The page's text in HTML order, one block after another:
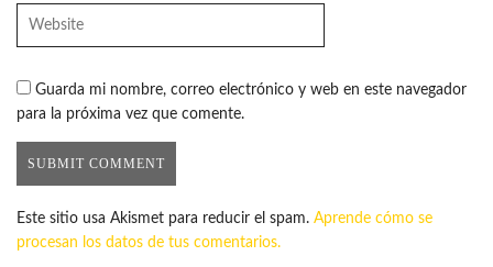
Guarda mi nombre, correo electrónico y web en este navegador
para la próxima vez que comente.
Este sitio usa Akismet para reducir el spam. Aprende cómo se
procesan los datos de tus comentarios.